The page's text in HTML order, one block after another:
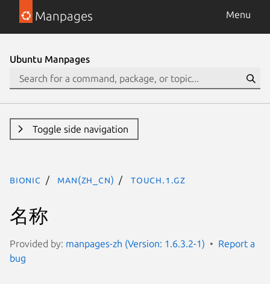
Manpages Menu
Ubuntu Manpages
Toggle side navigation
bionic man(zh_CN) touch.1.gz
名称
Provided by: manpages-zh (Version: 1.6.3.2-1)
Report a
bug